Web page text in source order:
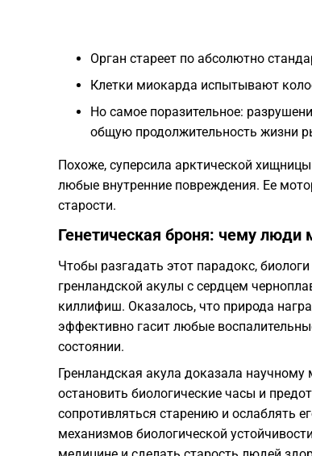
Орган стареет по абсолютно
Клетки миокарда испытывают
Но самое поразительное:
общую продолжительность жизни
Похоже, суперсила арктической
любые внутренние повреждения. Ее
старости.
Генетическая броня: чему люди
Чтобы разгадать этот парадокс,
гренландской акулы с сердцем
киллифиш. Оказалось, что природа
эффективно гасит любые
состоянии.
Гренландская акула доказала
остановить биологические часы и
сопротивляться старению и ослаблять
механизмов биологической